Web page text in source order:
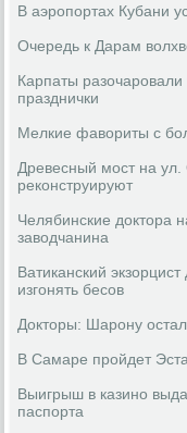
В аэропортах Кубани
Очередь к Дарам
Карпаты разочаровали
празднички
Мелкие фавориты с
Древесный мост на ул.
реконструируют
Челябинские доктора
заводчанина
Ватиканский
изгонять бесов
Докторы: Шарону
В Самаре пройдет
Выигрыш в казино
паспорта